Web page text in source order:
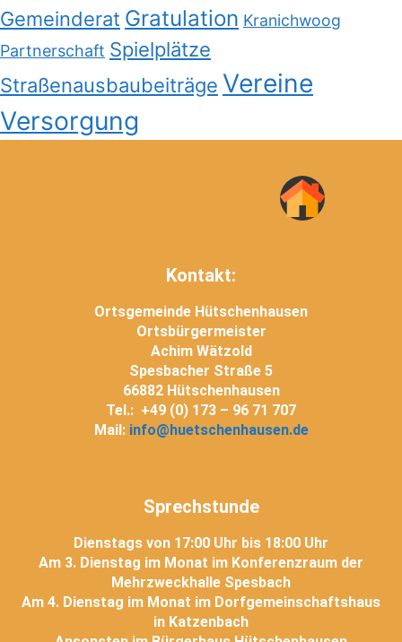
Gemeinderat Gratulation Kranichwoog
Partnerschaft Spielplätze
Straßenausbaubeiträge Vereine
Versorgung
Kontakt:
Ortsgemeinde Hütschenhausen
Ortsbürgermeister
Achim Wätzold
Spesbacher Straße 5
66882 Hütschenhausen
Tel.: +49 (0) 173 – 96 71 707
Mail: info@huetschenhausen.de
Sprechstunde
Dienstags von 17:00 Uhr bis 18:00 Uhr
Am 3. Dienstag im Monat im Konferenzraum der
Mehrzweckhalle Spesbach
Am 4. Dienstag im Monat im Dorfgemeinschaftshaus
in Katzenbach